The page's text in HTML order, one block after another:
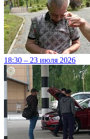
18:30 – 23 июля 2026